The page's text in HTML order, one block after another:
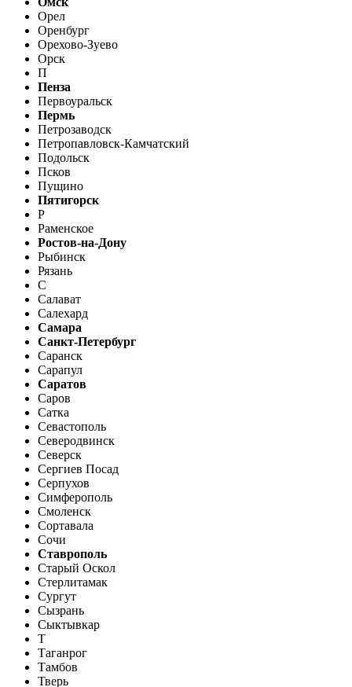
Орел
Оренбург
Орехово-Зуево
Орск
П
Пенза
Первоуральск
Пермь
Петрозаводск
Петропавловск-Камчатский
Подольск
Псков
Пущино
Пятигорск
Р
Раменское
Ростов-на-Дону
Рыбинск
Рязань
С
Салават
Салехард
Самара
Санкт-Петербург
Саранск
Сарапул
Саратов
Саров
Сатка
Севастополь
Северодвинск
Северск
Сергиев Посад
Серпухов
Симферополь
Смоленск
Сортавала
Сочи
Ставрополь
Старый Оскол
Стерлитамак
Сургут
Сызрань
Сыктывкар
Т
Таганрог
Тамбов
Тверь